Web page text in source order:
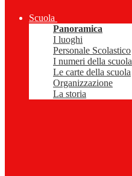
Scuola
Panoramica
I luoghi
Personale Scolastico
I numeri della scuola
Le carte della scuola
Organizzazione
La storia